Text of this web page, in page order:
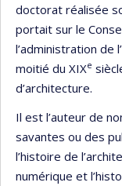
doctorat réalisée
portait sur le
l’administration de
moitié du XIXe
d’architecture.
Il est l’auteur de
savantes ou des
l’histoire de
numérique et